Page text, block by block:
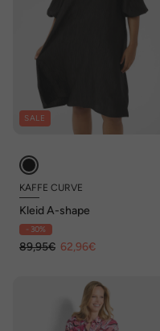
SALE
KAFFE CURVE
Kleid A-shape
- 30%
89,95€ 62,96€